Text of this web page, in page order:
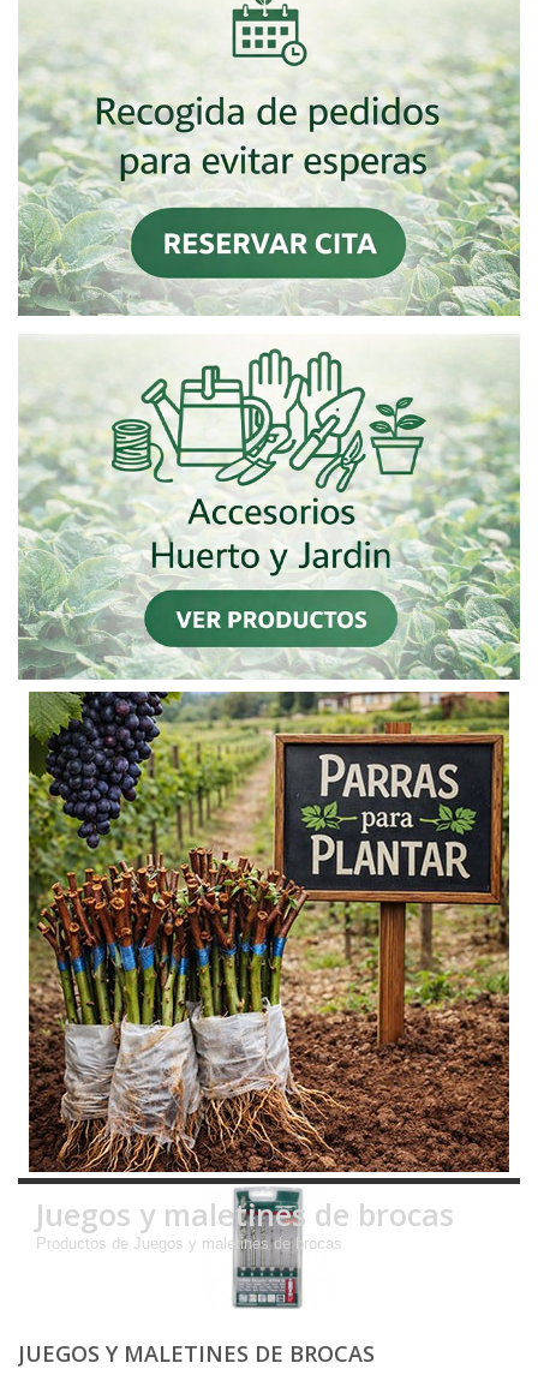
Juegos y maletines de brocas
Productos de Juegos y maletines de brocas
JUEGOS Y MALETINES DE BROCAS